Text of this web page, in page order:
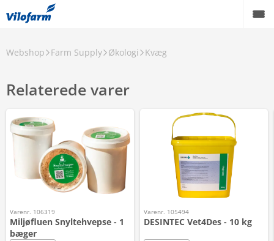
Webshop Farm Supply Økologi Kvæg
Relaterede varer
Varenr. 106319
Miljøfluen Snyltehvepse - 1
bæger
Varenr. 105494
DESINTEC Vet4Des - 10 kg